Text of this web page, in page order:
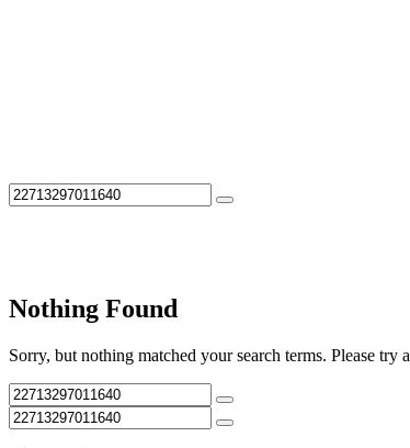
Nothing Found
Sorry, but nothing matched your search terms. Please